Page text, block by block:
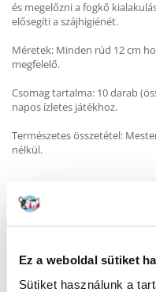
Ez a weboldal sütiket
Sütiket használunk a
és megelőzni a fogkő
elősegíti a szájhigiénét.
Méretek: Minden rúd 12 cm
megfelelő.
Csomag tartalma: 10 darab
napos ízletes játékhoz.
Természetes összetétel:
nélkül.
Összetétel
: nyers bőr,
borsófehérje, ásványi anyagok.